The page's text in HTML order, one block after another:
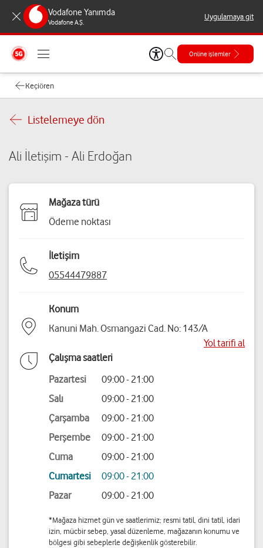
Vodafone Yanımda
Vodafone A.Ş.
Uygulamaya git
Online işlemler
Keçiören
Listelemeye dön
Ali İletişim - Ali Erdoğan
Mağaza türü
Ödeme noktası
İletişim
05544479887
Konum
Kanuni Mah. Osmangazi Cad. No: 143/A
Yol tarifi al
Çalışma saatleri
Pazartesi
09:00 - 21:00
Salı
09:00 - 21:00
Çarşamba
09:00 - 21:00
Perşembe
09:00 - 21:00
Cuma
09:00 - 21:00
Cumartesi
09:00 - 21:00
Pazar
09:00 - 21:00
*Mağaza hizmet gün ve saatlerimiz; resmi tatil, dini tatil, idari
izin, mücbir sebep, yasal düzenleme, mağazanın konumu ve
bölgesi gibi sebeplerle değişkenlik gösterebilir.